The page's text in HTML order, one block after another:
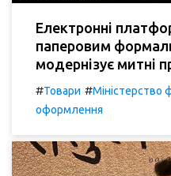
Електронні
паперовим
модернізує митні
#Товари #Міністерство
оформлення